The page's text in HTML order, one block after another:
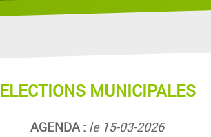
ELECTIONS MUNICIPALES
AGENDA : le 15-03-2026